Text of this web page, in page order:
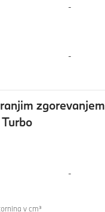
-
-
zgorevanjem
-
v cm³